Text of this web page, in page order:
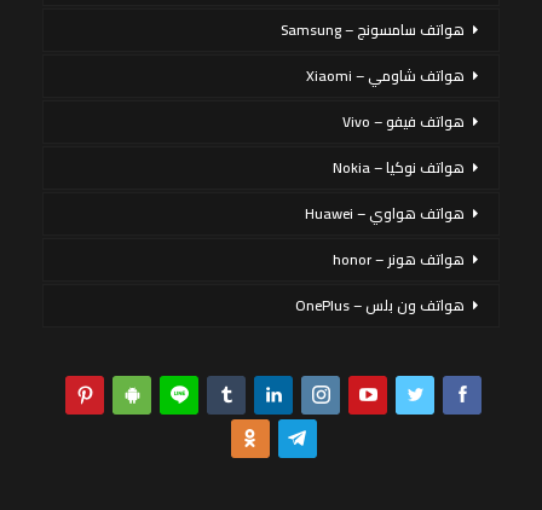
هواتف سامسونج – Samsung
هواتف شاومي – Xiaomi
هواتف فيفو – Vivo
هواتف نوكيا – Nokia
هواتف هواوي – Huawei
هواتف هونر – honor
هواتف ون بلس – OnePlus